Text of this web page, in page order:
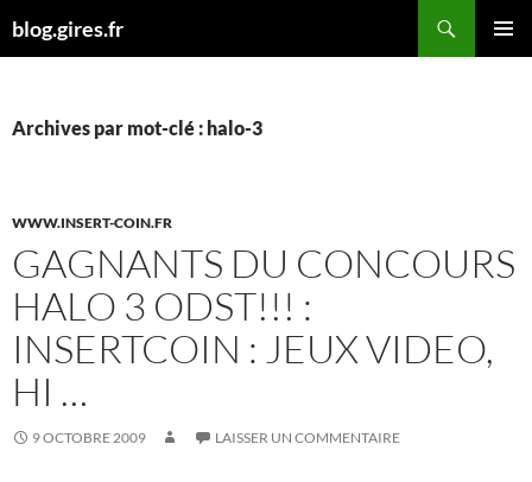
aublog.gires.fr
Archives par mot-clé : halo-3
WWW.INSERT-COIN.FR
GAGNANTS DU CONCOURS
HALO 3 ODST!!! :
INSERTCOIN : JEUX VIDEO,
HI …
9 OCTOBRE 2009 LAISSER UN COMMENTAIRE